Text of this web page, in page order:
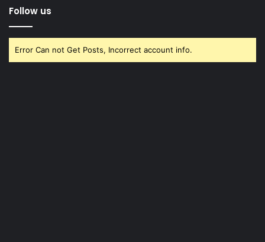
Follow us
Error Can not Get Posts, Incorrect account info.